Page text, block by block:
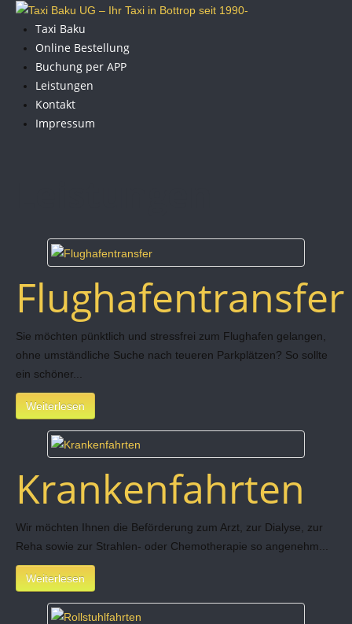
Taxi Baku
Online Bestellung
Buchung per APP
Leistungen
Kontakt
Impressum
Flughafentransfer
Sie möchten pünktlich und stressfrei zum Flughafen gelangen,
ohne umständliche Suche nach teueren Parkplätzen? So sollte
ein schöner...
Weiterlesen
Krankenfahrten
Wir möchten Ihnen die Beförderung zum Arzt, zur Dialyse, zur
Reha sowie zur Strahlen- oder Chemotherapie so angenehm...
Weiterlesen